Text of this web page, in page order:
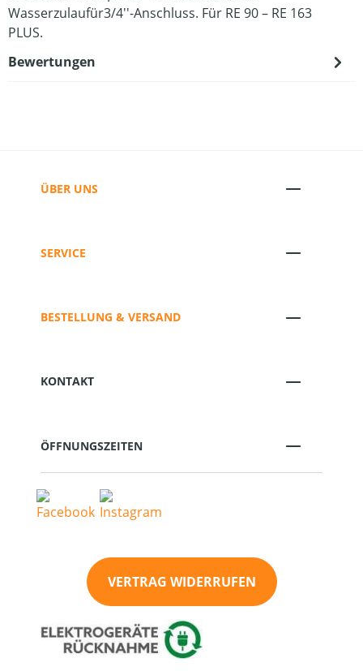
Wasserzulaufür3/4''-Anschluss. Für RE 90 – RE 163
PLUS.
Bewertungen
ÜBER UNS
SERVICE
BESTELLUNG & VERSAND
KONTAKT
ÖFFNUNGSZEITEN
VERTRAG WIDERRUFEN